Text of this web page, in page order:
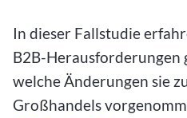
In dieser Fallstudie
B2B-Herausforderungen
welche Änderungen sie
Großhandels